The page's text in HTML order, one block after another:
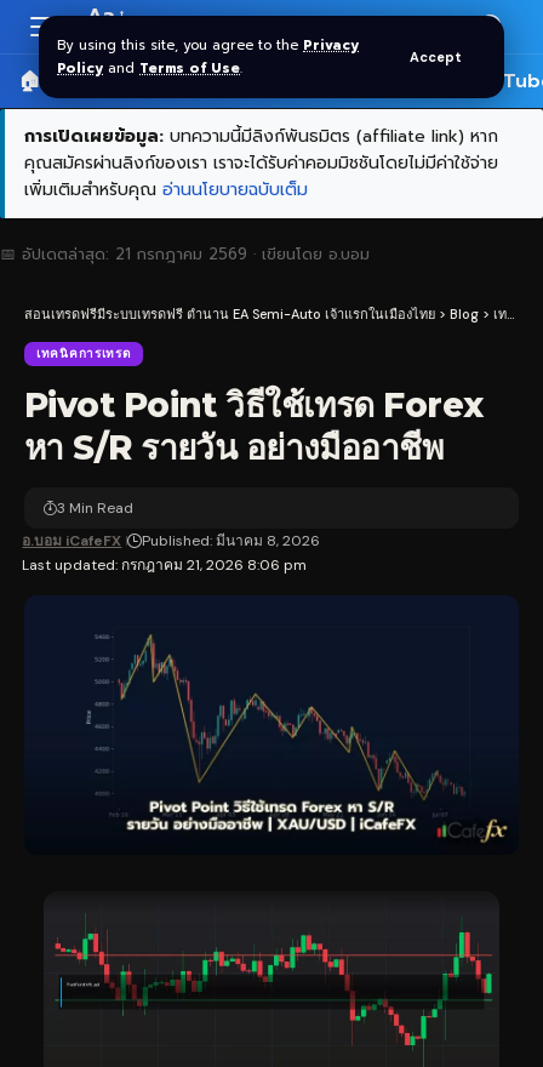
By using this site, you agree to the Privacy
Policy and Terms of Use.
Accept
Resizer
Aa
🏠 หน้าแรก ราคาทอง SPDR 🎬
การเปิดเผยข้อมูล: บทความนี้มีลิงก์พันธมิตร (affiliate link) หาก
คุณสมัครผ่านลิงก์ของเรา เราจะได้รับค่าคอมมิชชันโดยไม่มีค่าใช้จ่าย
เพิ่มเติมสำหรับคุณ อ่านนโยบายฉบับเต็ม
📅 อัปเดตล่าสุด: 21 กรกฎาคม 2569 · เขียนโดย อ.บอม
สอนเทรดฟรีมีระบบเทรดฟรี ตำนาน EA Semi-Auto เจ้าแรกในเมืองไทย > Blog > เทคนิคการเทรด
เทคนิคการเทรด
Pivot Point วิธีใช้เทรด Forex
หา S/R รายวัน อย่างมืออาชีพ
Last updated: กรกฎาคม 21, 2026 8:06 pm
อ.บอม iCafeFX Published: มีนาคม 8, 2026
3 Min Read